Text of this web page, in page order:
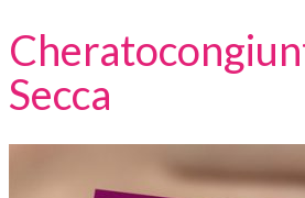
Secca